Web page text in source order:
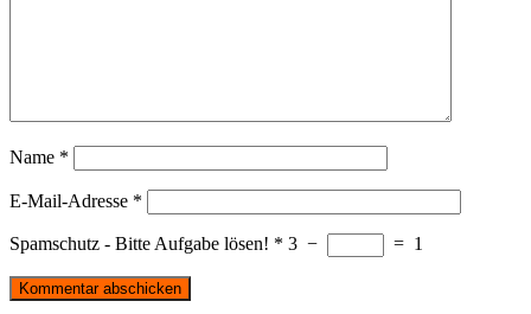
Name *
E-Mail-Adresse *
Spamschutz - Bitte Aufgabe lösen! * 3 − = 1